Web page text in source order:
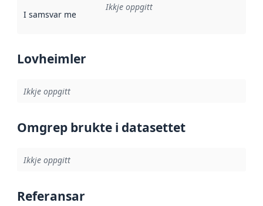
I samsvar med Referanse til ei implementeringsregel eller
Ikkje oppgitt
Lovheimler
Ikkje oppgitt
Omgrep brukte i datasettet
Ikkje oppgitt
Referansar